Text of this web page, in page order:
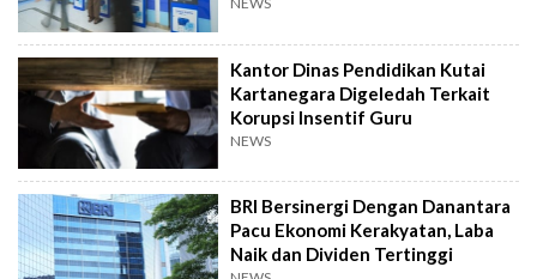
Kantor Dinas Pendidikan Kutai
Kartanegara Digeledah Terkait
Korupsi Insentif Guru
NEWS
BRI Bersinergi Dengan Danantara
Pacu Ekonomi Kerakyatan, Laba
Naik dan Dividen Tertinggi